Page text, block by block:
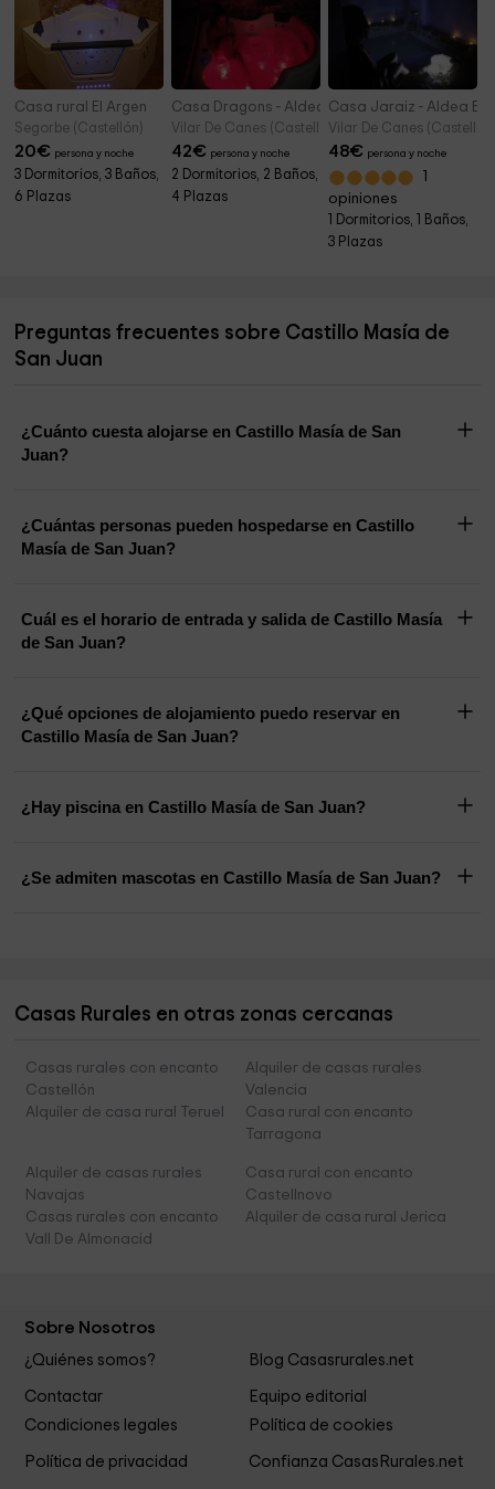
Casa rural El Argen
Segorbe (Castellón)
20€ persona y noche
3 Dormitorios, 3 Baños,
6 Plazas
Casa Dragons - Aldea Ecorural
Vilar De Canes (Castellón)
42€ persona y noche
2 Dormitorios, 2 Baños,
4 Plazas
Casa Jaraiz - Aldea
Vilar De Canes
48€ persona y noche
opiniones
1 Dormitorios, 1 Baños,
3 Plazas
Preguntas frecuentes sobre Castillo Masía de
San Juan
¿Cuánto cuesta alojarse en Castillo Masía de San
Juan?
¿Cuántas personas pueden hospedarse en Castillo
Masía de San Juan?
Cuál es el horario de entrada y salida de Castillo Masía
de San Juan?
¿Qué opciones de alojamiento puedo reservar en
Castillo Masía de San Juan?
¿Hay piscina en Castillo Masía de San Juan?
¿Se admiten mascotas en Castillo Masía de San Juan?
Casas Rurales en otras zonas cercanas
Casas rurales con encanto
Castellón
Alquiler de casas rurales
Valencia
Alquiler de casa rural Teruel
Casa rural con encanto
Tarragona
Alquiler de casas rurales
Navajas
Casa rural con encanto
Castellnovo
Casas rurales con encanto
Vall De Almonacid
Alquiler de casa rural Jerica
Sobre Nosotros
¿Quiénes somos? Blog Casasrurales.net
Contactar
Equipo editorial
Condiciones legales
Política de cookies
Política de privacidad Confianza CasasRurales.net